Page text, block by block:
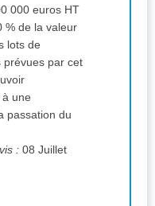
000 euros HT
% de la valeur
lots de
prévues par cet
une
passation du
: 08 Juillet